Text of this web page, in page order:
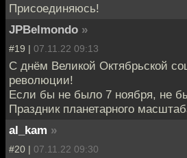
Присоединяюсь!
JPBelmondo »
#19 | 07.11.22 09:13
С днём Великой Октябрьской
революции!
Если бы не было 7 ноября, не
Праздник планетарного
al_kam »
#20 | 07.11.22 09:30